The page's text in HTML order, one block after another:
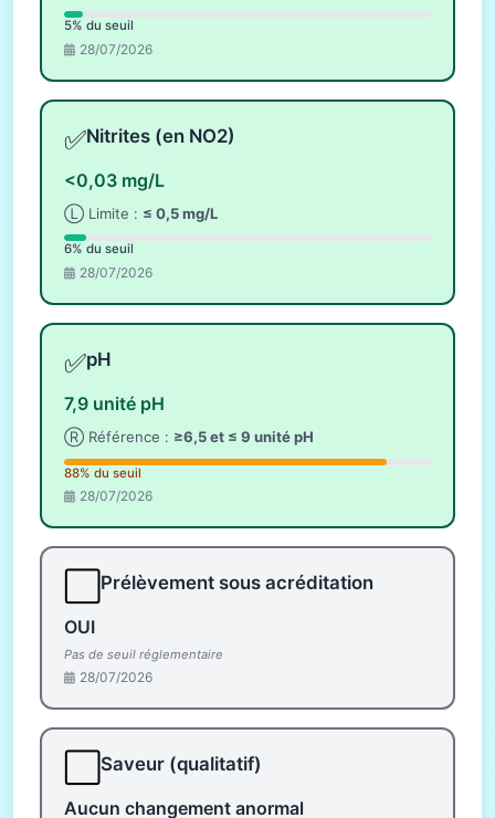
5% du seuil
28/07/2026
✅Nitrites (en NO2)
<0,03 mg/L
Ⓛ Limite : ≤ 0,5 mg/L
6% du seuil
28/07/2026
✅pH
7,9 unité pH
Ⓡ Référence : ≥6,5 et ≤ 9 unité pH
88% du seuil
28/07/2026
Prélèvement sous acréditation
OUI
Pas de seuil réglementaire
28/07/2026
Saveur (qualitatif)
Aucun changement anormal